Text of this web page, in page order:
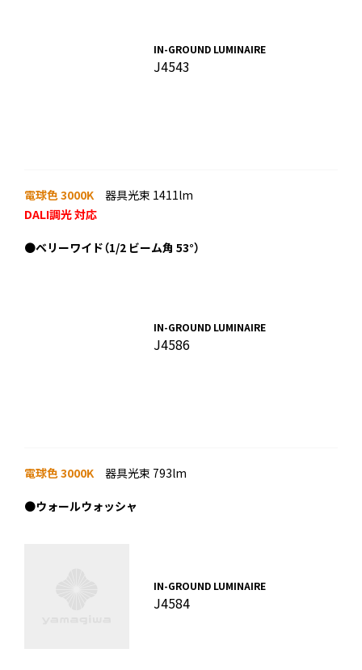
IN-GROUND LUMINAIRE
J4543
電球色 3000K 器具光束 1411lm
DALI調光 対応
●ベリーワイド（1/2 ビーム角 53°）
IN-GROUND LUMINAIRE
J4586
電球色 3000K 器具光束 793lm
●ウォールウォッシャ
IN-GROUND LUMINAIRE
J4584